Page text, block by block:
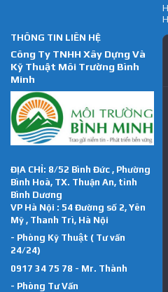
THÔNG TIN LIÊN HỆ
Công Ty TNHH Xây Dựng Và
Kỹ Thuật Môi Trường Bình
Minh
ĐỊA CHỈ: 8/52 Bình Đức , Phường
Bình Hoà, TX. Thuận An, tỉnh
Bình Dương
VP Hà Nội : 54 Đường số 2, Yên
Mỹ , Thanh Trì, Hà Nội
- Phòng Kỹ Thuật ( Tư vấn
24/24)
0917 34 75 78 - Mr. Thành
- Phòng Tư Vấn